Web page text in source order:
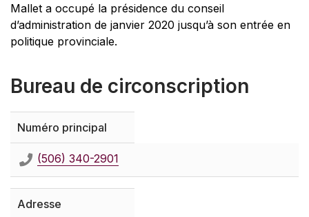
Mallet a occupé la présidence du conseil
d’administration de janvier 2020 jusqu’à son entrée en
politique provinciale.
Bureau de circonscription
Numéro principal
(506) 340-2901
Adresse